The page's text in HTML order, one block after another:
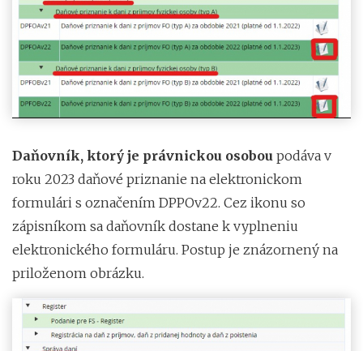
Daňovník, ktorý je právnickou osobou podáva v
roku 2023 daňové priznanie na elektronickom
formulári s označením DPPOv22. Cez ikonu so
zápisníkom sa daňovník dostane k vyplneniu
elektronického formuláru. Postup je znázornený na
priloženom obrázku.